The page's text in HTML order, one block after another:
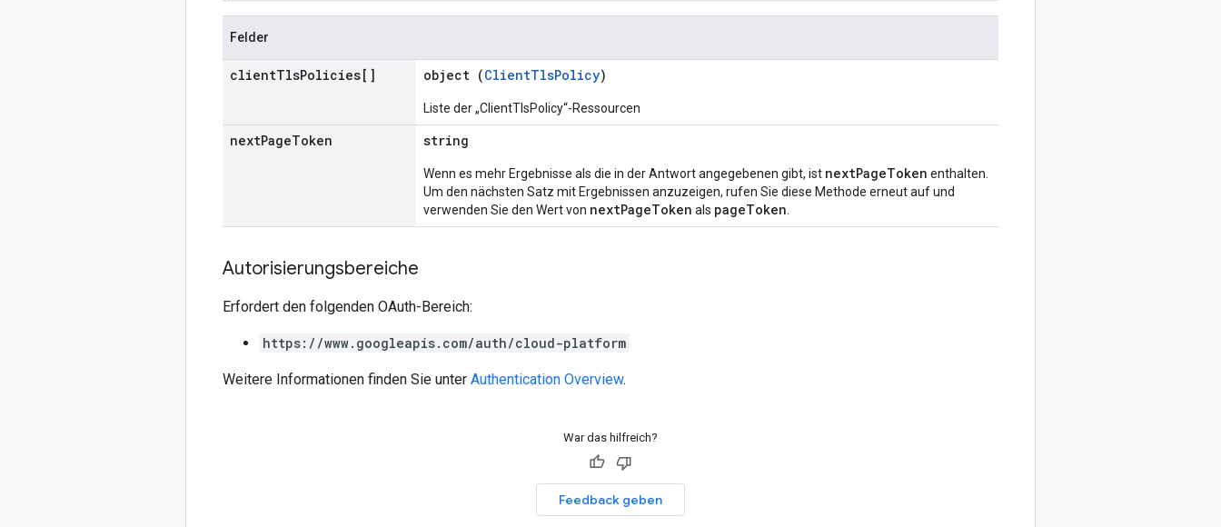
Felder
clientTlsPolicies[] object (ClientTlsPolicy)
Liste der „ClientTlsPolicy“-Ressourcen
nextPageToken string
Wenn es mehr Ergebnisse als die in der Antwort angegebenen gibt, ist nextPageToken enthalten.
Um den nächsten Satz mit Ergebnissen anzuzeigen, rufen Sie diese Methode erneut auf und
verwenden Sie den Wert von nextPageToken als pageToken
Autorisierungsbereiche
Erfordert den folgenden OAuth-Bereich:
https://www.googleapis.com/auth/cloud-platform
Weitere Informationen finden Sie unter Authentication Overview.
War das hilfreich?
Feedback geben